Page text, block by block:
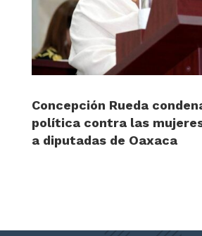
Concepción Rueda
política contra las
a diputadas de Oaxaca